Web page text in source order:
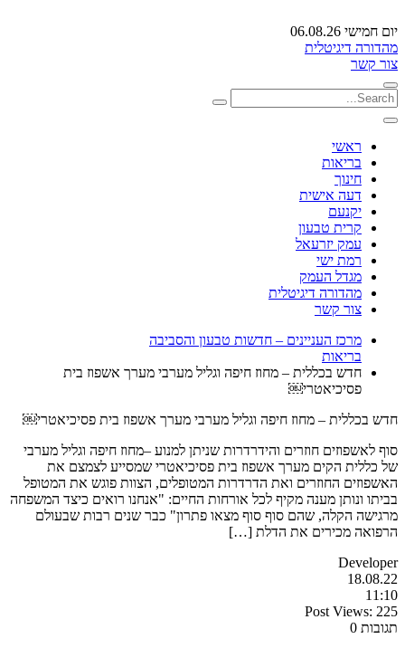
יום חמישי 06.08.26
מהדורה דיגיטלית
צור קשר
ראשי
בריאות
חינוך
דעה אישית
יקנעם
קרית טבעון
עמק יזרעאל
רמת ישי
מגדל העמק
מהדורה דיגיטלית
צור קשר
מרכז העניינים – חדשות טבעון והסביבה
בריאות
חדש בכללית – מחוז חיפה וגליל מערבי מערך אשפוז בית
פסיכיאטרי￼
חדש בכללית – מחוז חיפה וגליל מערבי מערך אשפוז בית פסיכיאטרי￼
סוף לאשפוזים חוזרים והידרדרות שניתן למנוע –מחוז חיפה וגליל מערבי
של כללית הקים מערך אשפוז בית פסיכיאטרי שמסייע לצמצם את
האשפוזים החוזרים ואת הדרדרות המטופלים, הצוות פוגש את המטופל
בביתו ונותן מענה מקיף לכל אורחות החיים: "אנחנו רואים כיצד המשפחה
מרגישה הקלה, שהם סוף סוף מצאו פתרון" כבר שנים רבות שבעולם
הרפואה מכירים את הדלת […]
Developer
18.08.22
11:10
Post Views: 225
תגובות 0